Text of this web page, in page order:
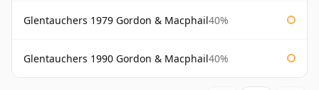
Glentauchers 1979 Gordon & Macphail40%
Glentauchers 1990 Gordon & Macphail40%